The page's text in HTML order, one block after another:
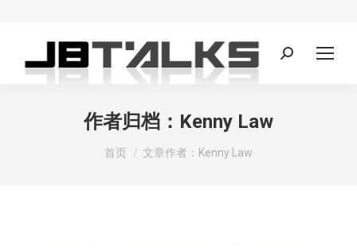
Search:
作者归档： Kenny Law
您在这里：
首页 文章作者：Kenny Law